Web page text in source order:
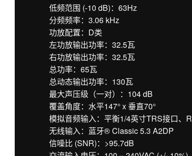
低频范围 (-10 dB)：63Hz
分频频率：3.06 kHz
功放配置：D类
左功放输出功率：32.5瓦
右功放输出功率：32.5瓦
总功率：65瓦
总动态输出功率：130瓦
最大声压级（一对）：104 dB
覆盖角度：水平147° x 垂直70°
模拟音频输入：平衡1/4英寸TRS接口、
无线输入：蓝牙® Classic 5.3 A2DP
信噪比 (SNR)：>95.7dB